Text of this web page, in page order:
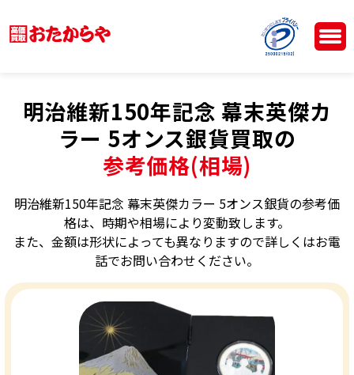
明治維新150年記念 幕末英傑カ
ラー 5オンス銀貨買取の
参考価格(相場)
明治維新150年記念 幕末英傑カラー 5オンス銀貨の参考価
格は、時期や相場により変動致します。
また、金額は形状によっても異なりますので詳しくはお電
話でお問い合わせください。